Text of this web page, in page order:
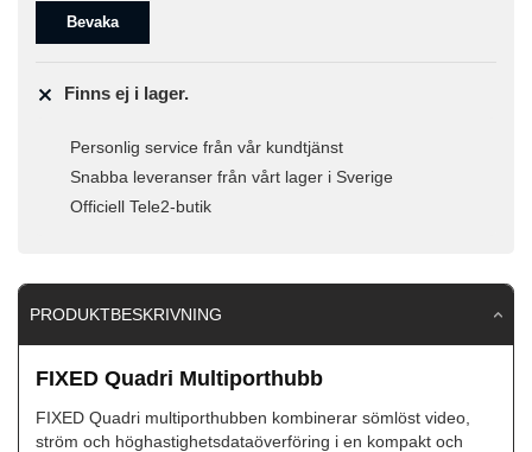
Bevaka
Finns ej i lager.
Personlig service från vår kundtjänst
Snabba leveranser från vårt lager i Sverige
Officiell Tele2-butik
PRODUKTBESKRIVNING
FIXED Quadri Multiporthubb
FIXED Quadri multiporthubben kombinerar sömlöst video,
ström och höghastighetsdataöverföring i en kompakt och